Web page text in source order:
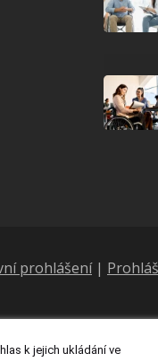
prohlášení|
k jejich ukládání ve